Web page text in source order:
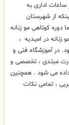
اداری به
از شهرستان
کوتاهی مو زنانه
زنانه در امیدیه ،
در آموزشگاه فنی و
مبتدی ، تخصصی و
آموزش داده می شود . همچنین
، تمامی نکات